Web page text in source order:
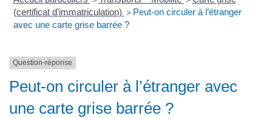
(certificat d’immatriculation) > Peut-on circuler à l’étranger
avec une carte grise barrée ?
Question-réponse
Peut-on circuler à l’étranger avec
une carte grise barrée ?